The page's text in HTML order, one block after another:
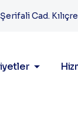
Cad.